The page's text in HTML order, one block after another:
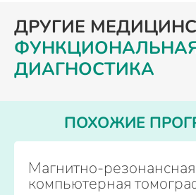
ДРУГИЕ
ДИАГНОСТИКА
ПОХОЖИЕ
Магнитно-
компьютерная